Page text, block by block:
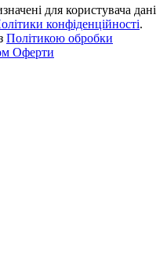
для користувача дані
конфіденційності.
Політикою обробки
Оферти